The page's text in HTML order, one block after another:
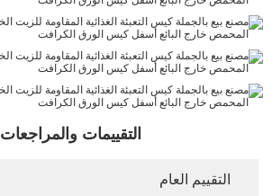
التقييمات والمراجعات
التقييم العام